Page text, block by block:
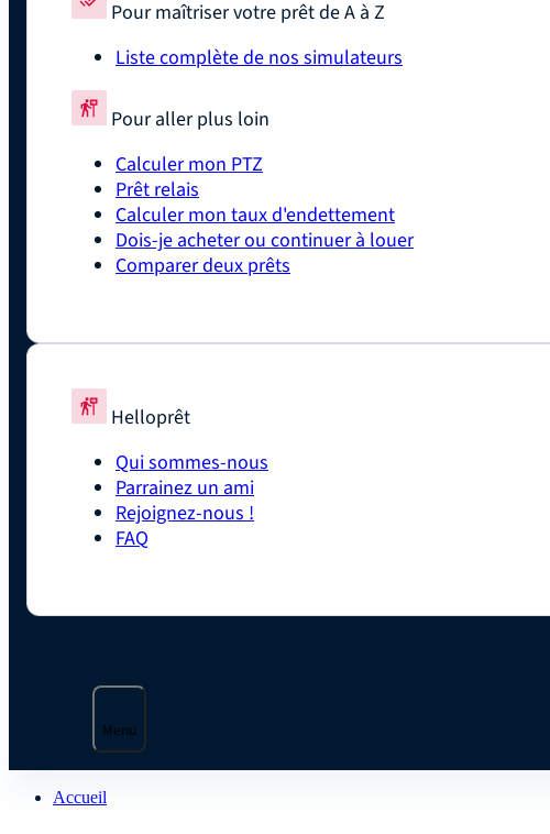
Pour maîtriser votre prêt de A à Z
Liste complète de nos simulateurs
Pour aller plus loin
Calculer mon PTZ
Prêt relais
Calculer mon taux d'endettement
Dois-je acheter ou continuer à louer
Comparer deux prêts
Helloprêt
Qui sommes-nous
Parrainez un ami
Rejoignez-nous !
FAQ
Menu
Accueil